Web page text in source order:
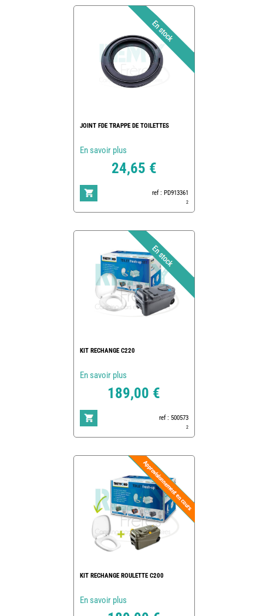
JOINT FDE TRAPPE DE TOILETTES
En savoir plus
24,65 €
ref : PD913361
2
KIT RECHANGE C220
En savoir plus
189,00 €
ref : 500573
2
KIT RECHANGE ROULETTE C200
En savoir plus